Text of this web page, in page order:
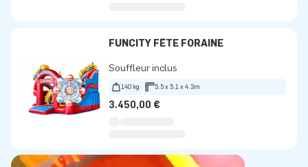
FUNCITY FÊTE FORAINE
Souffleur inclus
140 kg 5.5 x 5.1 x 4.3m
3.450,00 €